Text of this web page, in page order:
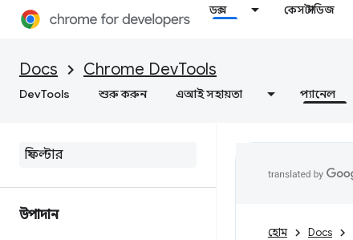
ডক্স কেস স্টাডিজ
Docs Chrome DevTools
DevTools শুরু করুন এআই সহায়তা প্যানেল
উপাদান
হোম Docs